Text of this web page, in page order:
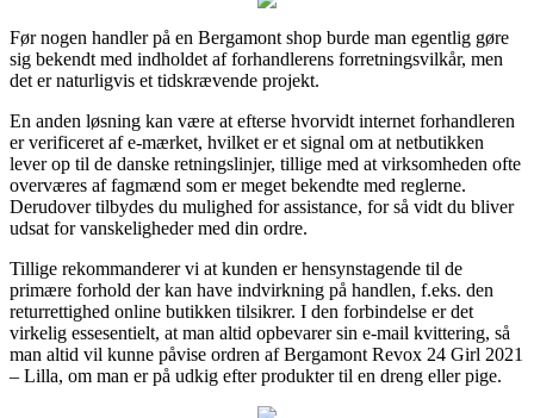
Før nogen handler på en Bergamont shop burde man egentlig gøre
sig bekendt med indholdet af forhandlerens forretningsvilkår, men
det er naturligvis et tidskrævende projekt.
En anden løsning kan være at efterse hvorvidt internet forhandleren
er verificeret af e-mærket, hvilket er et signal om at netbutikken
lever op til de danske retningslinjer, tillige med at virksomheden ofte
overværes af fagmænd som er meget bekendte med reglerne.
Derudover tilbydes du mulighed for assistance, for så vidt du bliver
udsat for vanskeligheder med din ordre.
Tillige rekommanderer vi at kunden er hensynstagende til de
primære forhold der kan have indvirkning på handlen, f.eks. den
returrettighed online butikken tilsikrer. I den forbindelse er det
virkelig essesentielt, at man altid opbevarer sin e-mail kvittering, så
man altid vil kunne påvise ordren af Bergamont Revox 24 Girl 2021
– Lilla, om man er på udkig efter produkter til en dreng eller pige.